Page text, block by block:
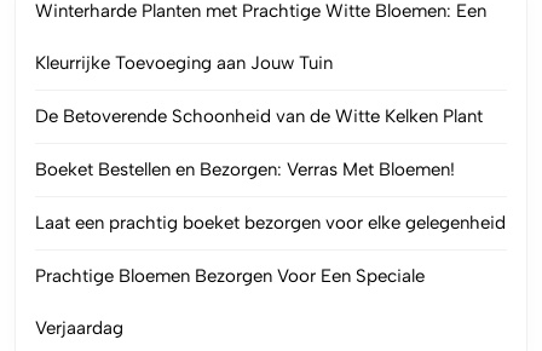
Winterharde Planten met Prachtige Witte Bloemen: Een
Kleurrijke Toevoeging aan Jouw Tuin
De Betoverende Schoonheid van de Witte Kelken Plant
Boeket Bestellen en Bezorgen: Verras Met Bloemen!
Laat een prachtig boeket bezorgen voor elke gelegenheid
Prachtige Bloemen Bezorgen Voor Een Speciale
Verjaardag